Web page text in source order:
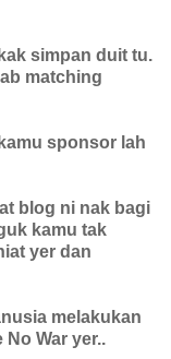
simpan duit tu.
matching
sponsor lah
blog ni nak bagi
kamu tak
yer dan
melakukan
War yer..